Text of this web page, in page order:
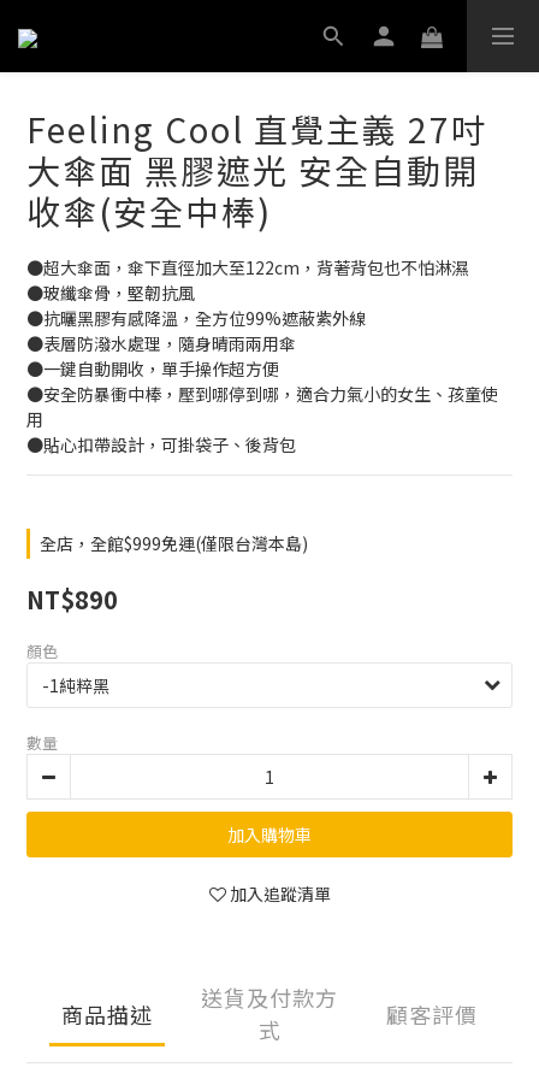
Feeling Cool 直覺主義 27吋
大傘面 黑膠遮光 安全自動開
收傘(安全中棒)
●超大傘面，傘下直徑加大至122cm，背著背包也不怕淋濕
●玻纖傘骨，堅韌抗風
●抗曬黑膠有感降溫，全方位99%遮蔽紫外線
●表層防潑水處理，隨身晴雨兩用傘
●一鍵自動開收，單手操作超方便
●安全防暴衝中棒，壓到哪停到哪，適合力氣小的女生、孩童使
用
●貼心扣帶設計，可掛袋子、後背包
全店，全館$999免運(僅限台灣本島)
NT$890
顏色
數量
加入購物車
加入追蹤清單
商品描述
送貨及付款方
式
顧客評價